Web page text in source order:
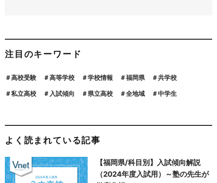
注目のキーワード
高校受験 高等学校 学校情報 福岡県 共学校
私立高校 入試傾向 県立高校 全地域 中学生
よく読まれている記事
【福岡県/科目別】入試傾向解説
（2024年度入試用）～塾の先生が